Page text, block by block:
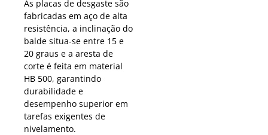
As placas de desgaste são
fabricadas em aço de alta
resistência, a inclinação do
balde situa-se entre 15 e
20 graus e a aresta de
corte é feita em material
HB 500, garantindo
durabilidade e
desempenho superior em
tarefas exigentes de
nivelamento.